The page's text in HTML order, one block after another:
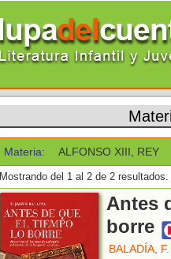
Materia: ALFONSO XIII, REY
Mostrando del 1 al 2 de 2 resultados.
Antes
borre
BALADÍA,